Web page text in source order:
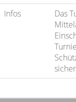
Infos
Das